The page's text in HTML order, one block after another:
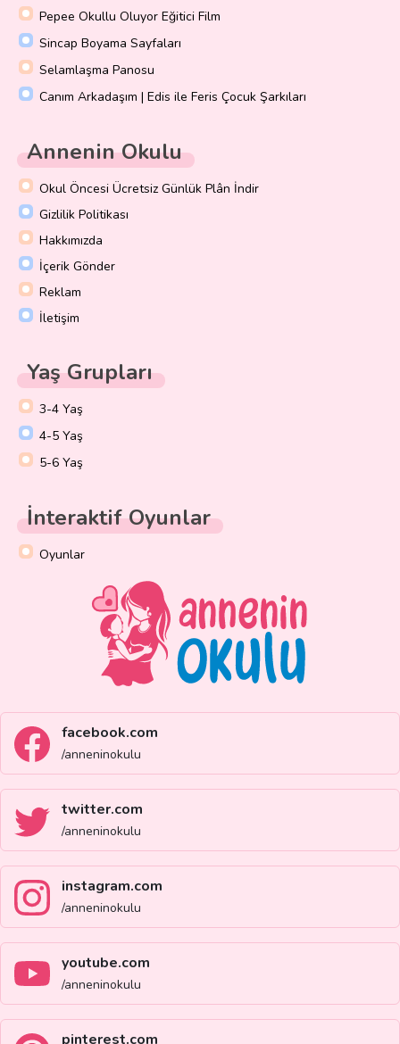
Pepee Okullu Oluyor Eğitici Film
Sincap Boyama Sayfaları
Selamlaşma Panosu
Canım Arkadaşım | Edis ile Feris Çocuk Şarkıları
Annenin Okulu
Okul Öncesi Ücretsiz Günlük Plân İndir
Gizlilik Politikası
Hakkımızda
İçerik Gönder
Reklam
İletişim
Yaş Grupları
3-4 Yaş
4-5 Yaş
5-6 Yaş
İnteraktif Oyunlar
Oyunlar
facebook.com
/anneninokulu
twitter.com
/anneninokulu
instagram.com
/anneninokulu
youtube.com
/anneninokulu
pinterest.com